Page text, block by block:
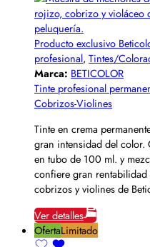
Producto exclusivo
profesional, Tintes/
Marca: BETICOLOR
Tinte profesional
Cobrizos-Violines
Tinte en crema
gran intensidad del color.
en tubo de 100 ml. y
confiere gran rentabilidad
cobrizos y violines de
Ver detalles
OfertaLimitado